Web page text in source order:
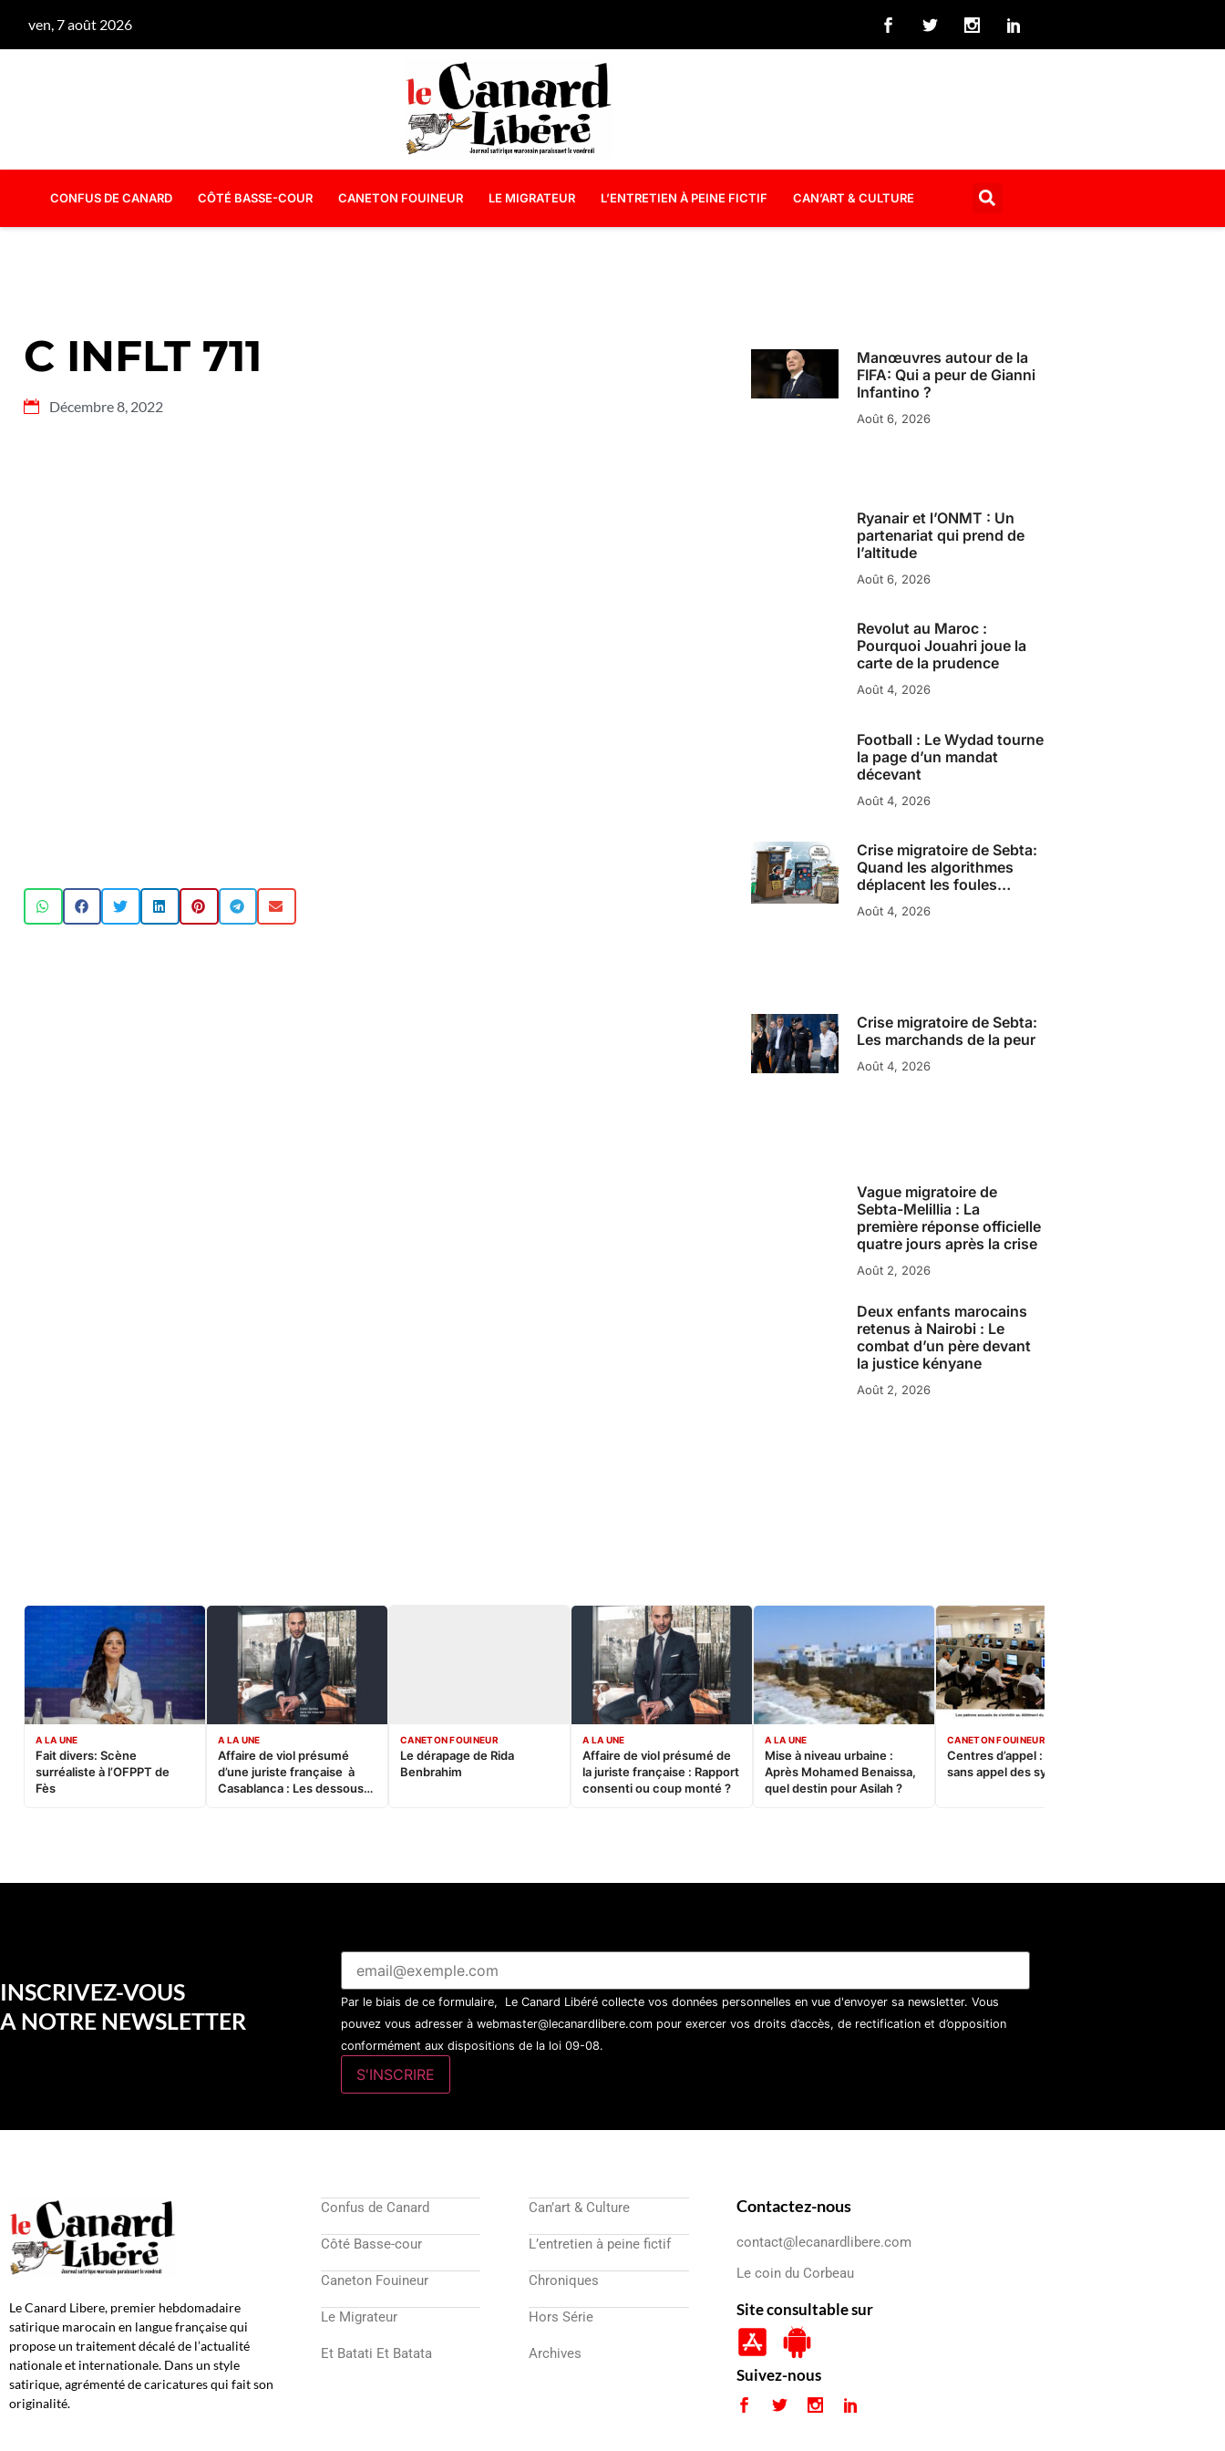
ven, 7 août 2026
CONFUS DE CANARD CÔTÉ BASSE-COUR CANETON FOUINEUR LE MIGRATEUR L’ENTRETIEN À PEINE FICTIF CAN’ART & CULTURE
C INFLT 711
Décembre 8, 2022
Manœuvres autour de la
FIFA: Qui a peur de Gianni
Infantino ?
Août 6, 2026
Ryanair et l’ONMT : Un
partenariat qui prend de
l’altitude
Août 6, 2026
Revolut au Maroc :
Pourquoi Jouahri joue la
carte de la prudence
Août 4, 2026
Football : Le Wydad tourne
la page d’un mandat
décevant
Août 4, 2026
Crise migratoire de Sebta:
Quand les algorithmes
déplacent les foules…
Août 4, 2026
Crise migratoire de Sebta:
Les marchands de la peur
Août 4, 2026
Vague migratoire de
Sebta-Melillia : La
première réponse officielle
quatre jours après la crise
Août 2, 2026
Deux enfants marocains
retenus à Nairobi : Le
combat d’un père devant
la justice kényane
Août 2, 2026
A LA UNE
Fait divers: Scène
surréaliste à l’OFPPT de
Fès
A LA UNE
Affaire de viol présumé
d’une juriste française à
Casablanca : Les dessous
CANETON FOUINEUR
Le dérapage de Rida
Benbrahim
A LA UNE
Affaire de viol présumé de
la juriste française : Rapport
consenti ou coup monté ?
A LA UNE
Mise à niveau urbaine :
Après Mohamed Benaissa,
quel destin pour Asilah ?
CANETON FOUINEUR
Centres d’appel : Le constat
sans appel des syndicats
INSCRIVEZ-VOUS
A NOTRE NEWSLETTER
Par le biais de ce formulaire, Le Canard Libéré collecte vos données personnelles en vue d'envoyer sa newsletter. Vous
pouvez vous adresser à webmaster@lecanardlibere.com pour exercer vos droits d’accès, de rectification et d’opposition
conformément aux dispositions de la loi 09-08.
Le Canard Libere, premier hebdomadaire
satirique marocain en langue française qui
propose un traitement décalé de l’actualité
nationale et internationale. Dans un style
satirique, agrémenté de caricatures qui fait son
originalité.
Confus de Canard
Côté Basse-cour
Caneton Fouineur
Le Migrateur
Et Batati Et Batata
Can’art & Culture
L’entretien à peine fictif
Chroniques
Hors Série
Archives
Contactez-nous
contact@lecanardlibere.com
Le coin du Corbeau
Site consultable sur
Suivez-nous